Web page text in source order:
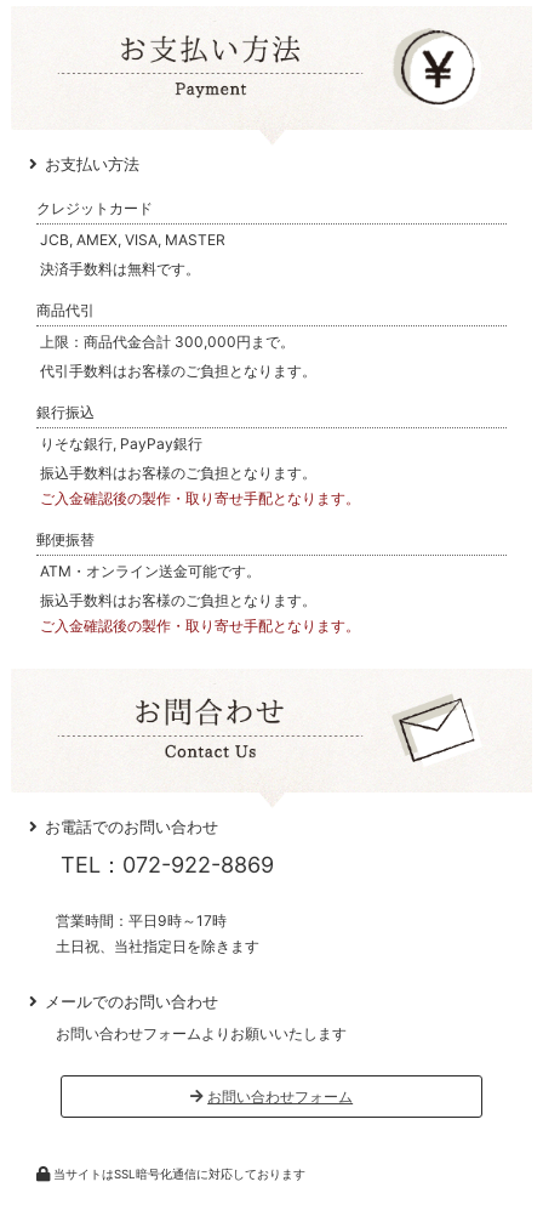
お支払い方法
クレジットカード
JCB, AMEX, VISA, MASTER
決済手数料は無料です。
商品代引
上限：商品代金合計 300,000円まで。
代引手数料はお客様のご負担となります。
銀行振込
りそな銀行, PayPay銀行
振込手数料はお客様のご負担となります。
ご入金確認後の製作・取り寄せ手配となります。
郵便振替
ATM・オンライン送金可能です。
振込手数料はお客様のご負担となります。
ご入金確認後の製作・取り寄せ手配となります。
お電話でのお問い合わせ
TEL：072-922-8869
営業時間：平日9時～17時
土日祝、当社指定日を除きます
メールでのお問い合わせ
お問い合わせフォームよりお願いいたします
お問い合わせフォーム
当サイトはSSL暗号化通信に対応しております